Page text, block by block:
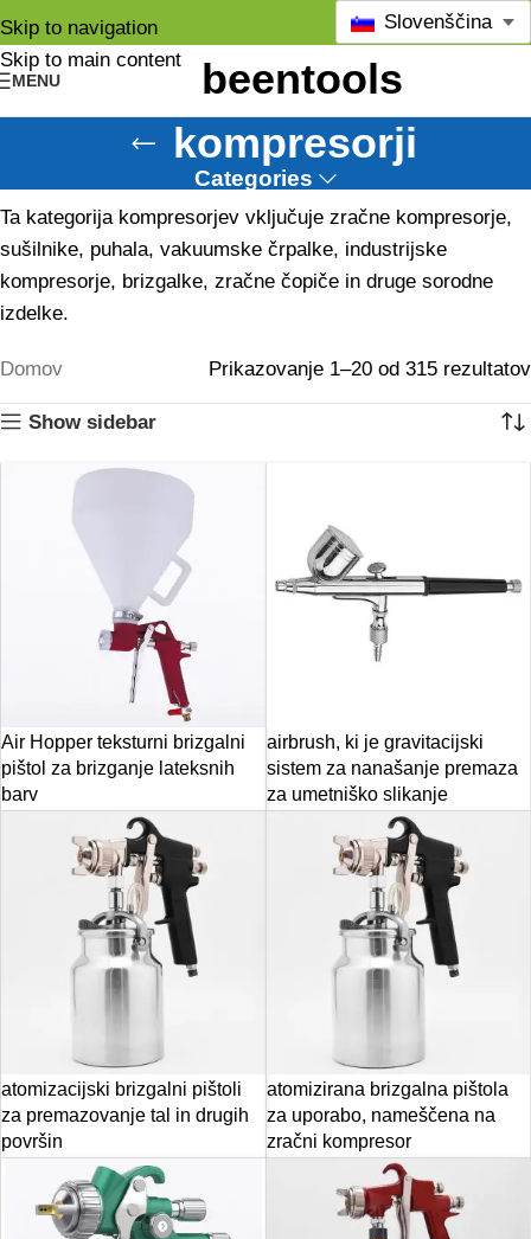
Skip to navigation
Skip to main content
MENU
Slovenščina
kompresorji
Categories
Ta kategorija kompresorjev vključuje zračne kompresorje,
sušilnike, puhala, vakuumske črpalke, industrijske
kompresorje, brizgalke, zračne čopiče in druge sorodne
izdelke.
Domov Prikazovanje 1–20 od 315 rezultatov
Show sidebar
Air Hopper teksturni brizgalni
pištol za brizganje lateksnih
barv
airbrush, ki je gravitacijski
sistem za nanašanje premaza
za umetniško slikanje
atomizacijski brizgalni pištoli
za premazovanje tal in drugih
površin
atomizirana brizgalna pištola
za uporabo, nameščena na
zračni kompresor